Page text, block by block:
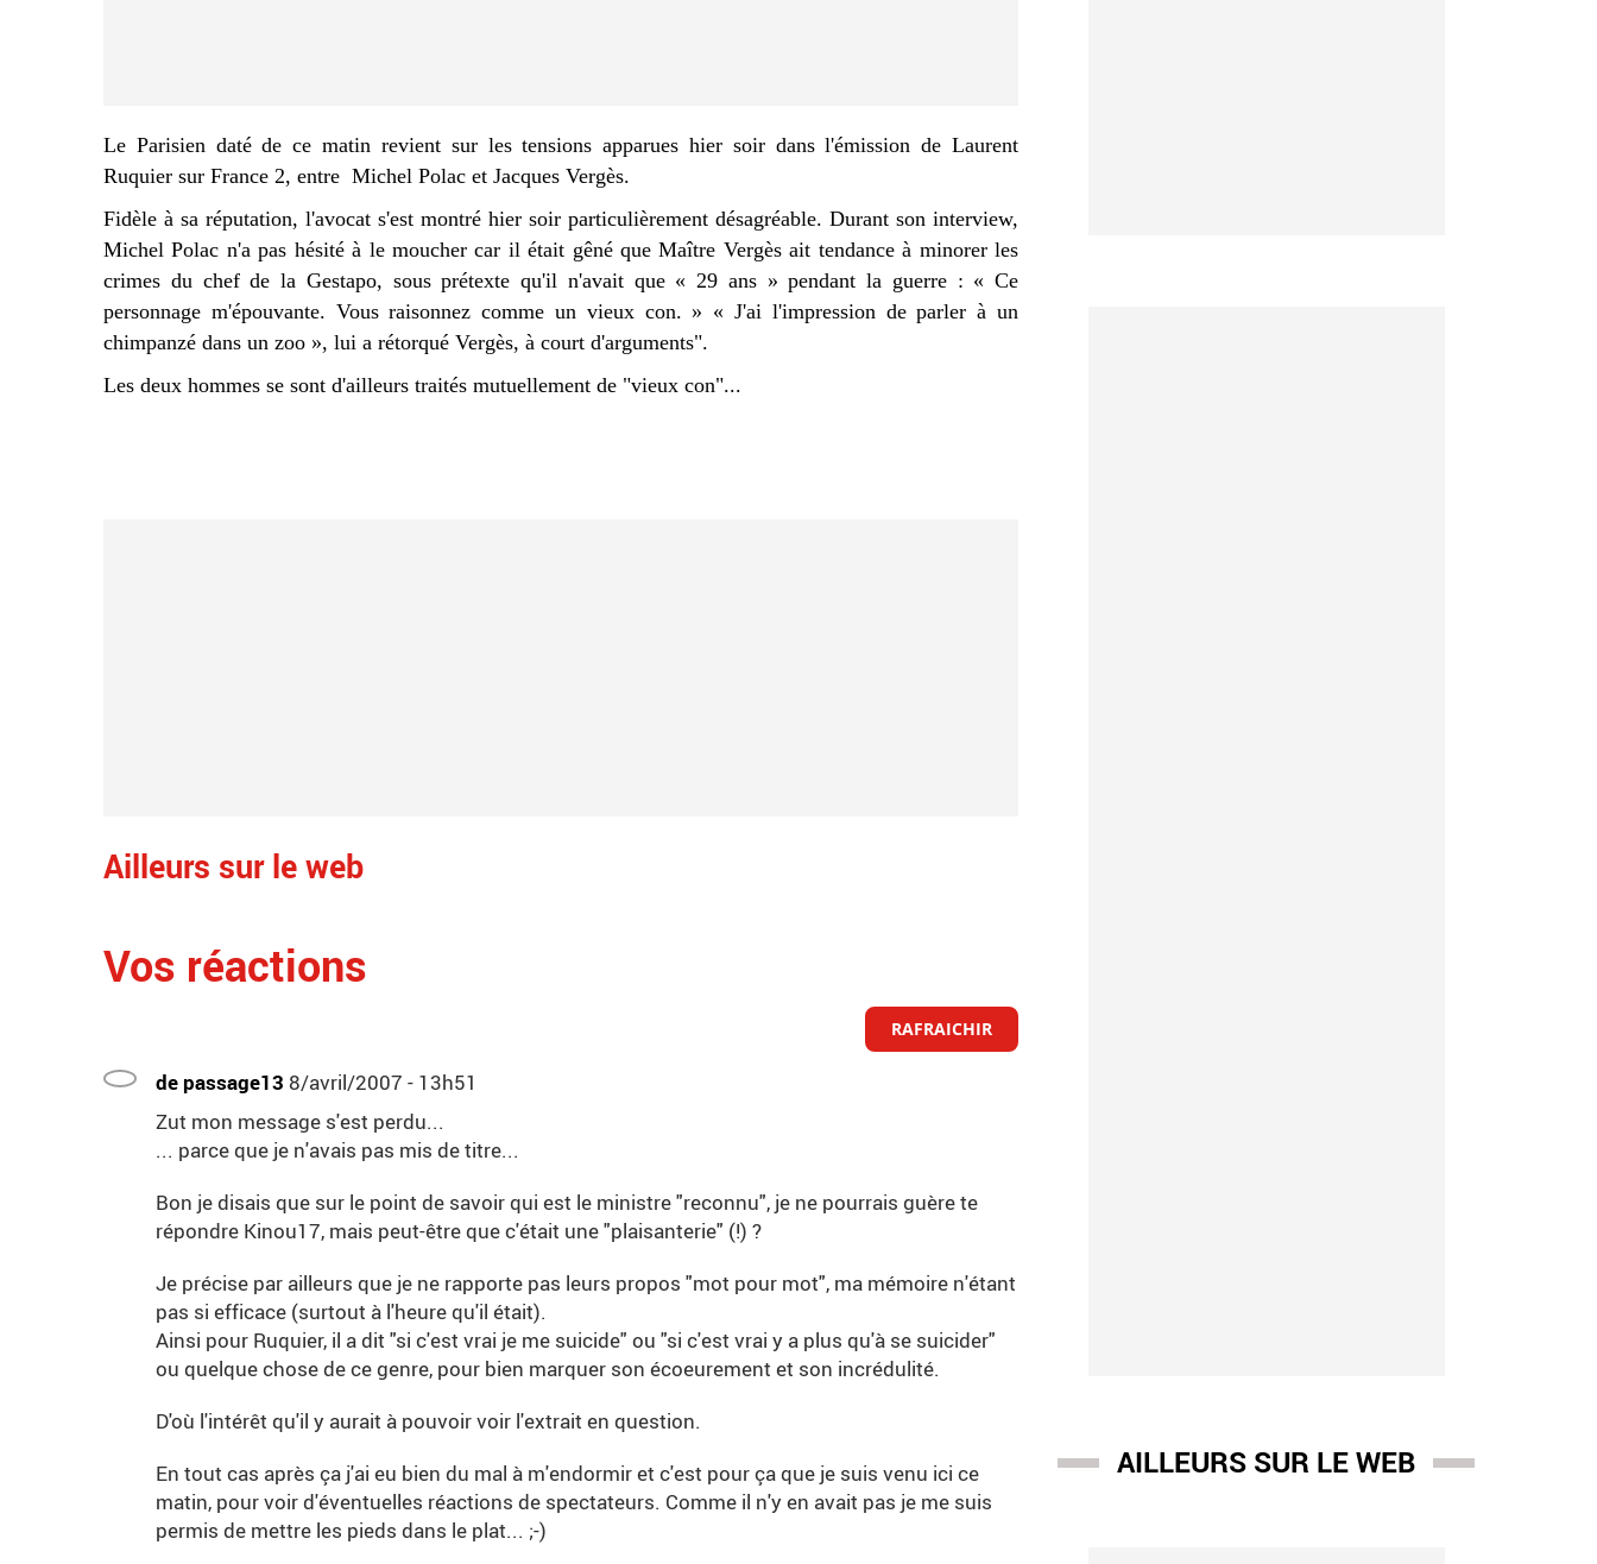
Le Parisien daté de ce matin revient sur les tensions apparues hier soir dans l'émission de Laurent
Ruquier sur France 2, entre Michel Polac et Jacques Vergès.
Fidèle à sa réputation, l'avocat s'est montré hier soir particulièrement désagréable. Durant son interview,
Michel Polac n'a pas hésité à le moucher car il était gêné que Maître Vergès ait tendance à minorer les
crimes du chef de la Gestapo, sous prétexte qu'il n'avait que « 29 ans » pendant la guerre : « Ce
personnage m'épouvante. Vous raisonnez comme un vieux con. » « J'ai l'impression de parler à un
chimpanzé dans un zoo », lui a rétorqué Vergès, à court d'arguments".
Les deux hommes se sont d'ailleurs traités mutuellement de "vieux con"...
Ailleurs sur le web
Vos réactions
RAFRAICHIR
de passage13 8/avril/2007 - 13h51
Zut mon message s'est perdu...
... parce que je n'avais pas mis de titre...
Bon je disais que sur le point de savoir qui est le ministre "reconnu", je ne pourrais guère te
répondre Kinou17, mais peut-être que c'était une "plaisanterie" (!) ?
Je précise par ailleurs que je ne rapporte pas leurs propos "mot pour mot", ma mémoire n'étant
pas si efficace (surtout à l'heure qu'il était).
Ainsi pour Ruquier, il a dit "si c'est vrai je me suicide" ou "si c'est vrai y a plus qu'à se suicider"
ou quelque chose de ce genre, pour bien marquer son écoeurement et son incrédulité.
D'où l'intérêt qu'il y aurait à pouvoir voir l'extrait en question.
En tout cas après ça j'ai eu bien du mal à m'endormir et c'est pour ça que je suis venu ici ce
matin, pour voir d'éventuelles réactions de spectateurs. Comme il n'y en avait pas je me suis
permis de mettre les pieds dans le plat... ;-)
AILLEURS SUR LE WEB